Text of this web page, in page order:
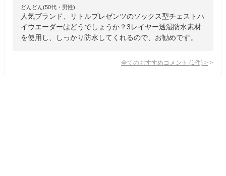
どんどん(50代・男性)
人気ブランド、リトルプレゼンツのソックス型チェストハ
イウエーダーはどうでしょうか？3レイヤー透湿防水素材
を使用し、しっかり防水してくれるので、お勧めです。
全てのおすすめコメント (1 件) >